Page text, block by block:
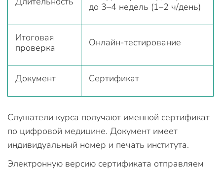
до 3–4 недель (1–2 ч/день)
Итоговая
проверка
Онлайн-тестирование
Документ Сертификат
Слушатели курса получают именной сертификат
по цифровой медицине. Документ имеет
индивидуальный номер и печать института.
Электронную версию сертификата отправляем